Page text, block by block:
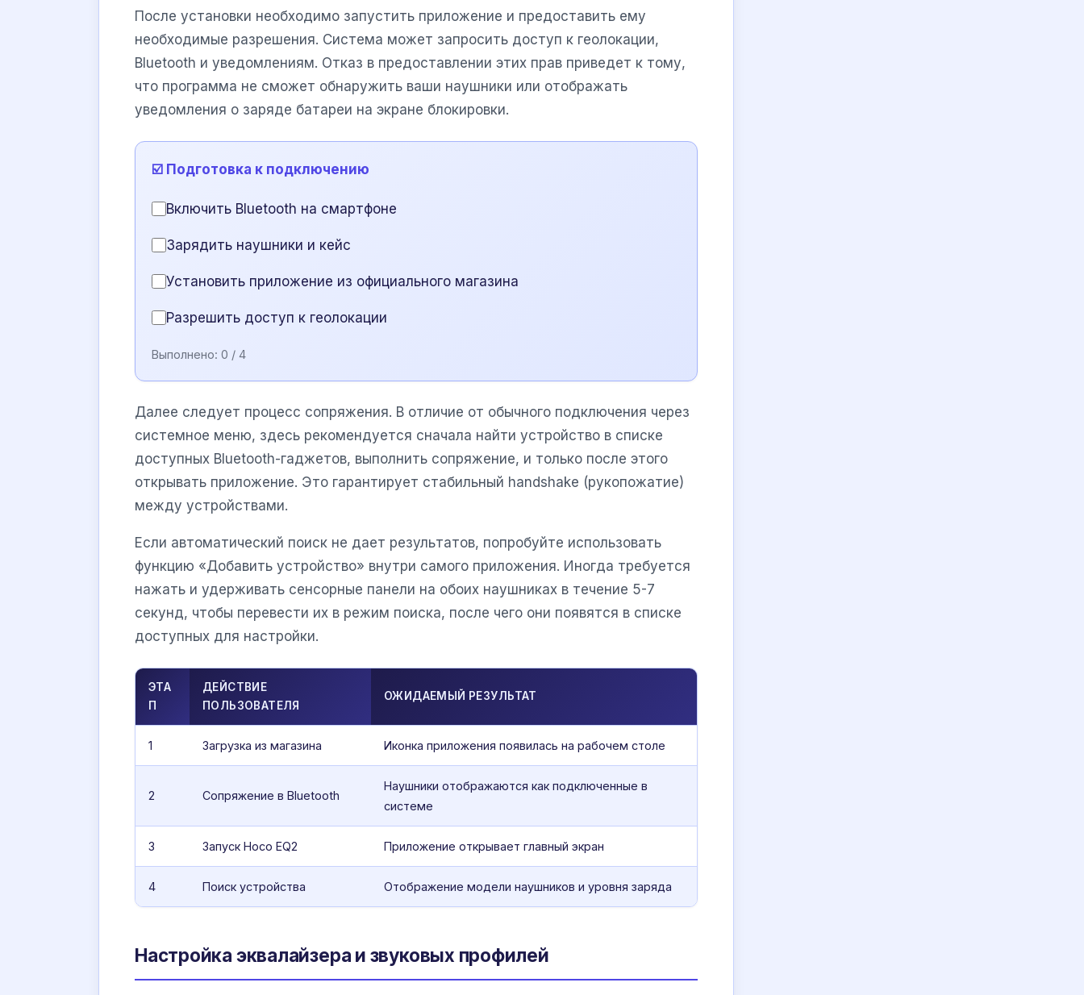
После установки необходимо запустить приложение и предоставить ему
необходимые разрешения. Система может запросить доступ к геолокации,
Bluetooth и уведомлениям. Отказ в предоставлении этих прав приведет к тому,
что программа не сможет обнаружить ваши наушники или отображать
уведомления о заряде батареи на экране блокировки.
☑️ Подготовка к подключению
Включить Bluetooth на смартфоне
Зарядить наушники и кейс
Установить приложение из официального магазина
Разрешить доступ к геолокации
Выполнено: 0 / 4
Далее следует процесс сопряжения. В отличие от обычного подключения через
системное меню, здесь рекомендуется сначала найти устройство в списке
доступных Bluetooth-гаджетов, выполнить сопряжение, и только после этого
открывать приложение. Это гарантирует стабильный handshake (рукопожатие)
между устройствами.
Если автоматический поиск не дает результатов, попробуйте использовать
функцию «Добавить устройство» внутри самого приложения. Иногда требуется
нажать и удерживать сенсорные панели на обоих наушниках в течение 5-7
секунд, чтобы перевести их в режим поиска, после чего они появятся в списке
доступных для настройки.
ЭТА
П
ДЕЙСТВИЕ
ПОЛЬЗОВАТЕЛЯ
ОЖИДАЕМЫЙ РЕЗУЛЬТАТ
1 Загрузка из магазина Иконка приложения появилась на рабочем столе
2 Сопряжение в Bluetooth
Наушники отображаются как подключенные в
системе
3 Запуск Hoco EQ2 Приложение открывает главный экран
4 Поиск устройства Отображение модели наушников и уровня заряда
Настройка эквалайзера и звуковых профилей